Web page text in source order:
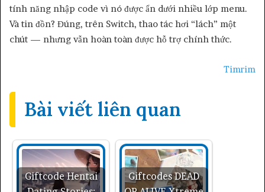
tính năng nhập code vì nó được ẩn dưới nhiều lớp menu.
Và tin đồn? Đúng, trên Switch, thao tác hơi “lách” một
chút — nhưng vẫn hoàn toàn được hỗ trợ chính thức.
Timrim
Bài viết liên quan
Giftcode Hentai
Giftcodes DEAD